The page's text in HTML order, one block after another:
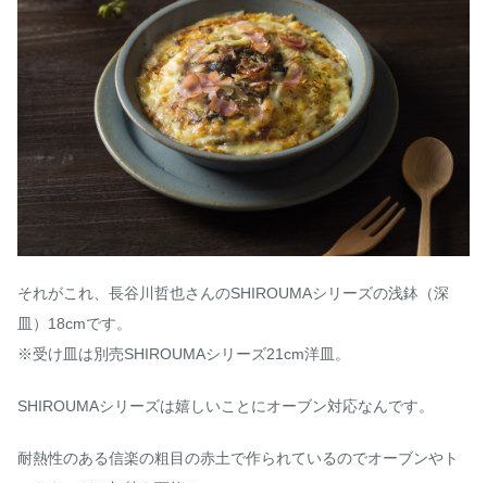
それがこれ、長谷川哲也さんのSHIROUMAシリーズの浅鉢（深
皿）18cmです。
※受け皿は別売SHIROUMAシリーズ21cm洋皿。
SHIROUMAシリーズは嬉しいことにオーブン対応なんです。
耐熱性のある信楽の粗目の赤土で作られているのでオーブンやト